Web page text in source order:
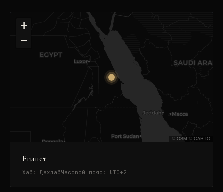
+
−
© OSM © CARTO
Египет
Хаб: ДахлабЧасовой пояс: UTC+2